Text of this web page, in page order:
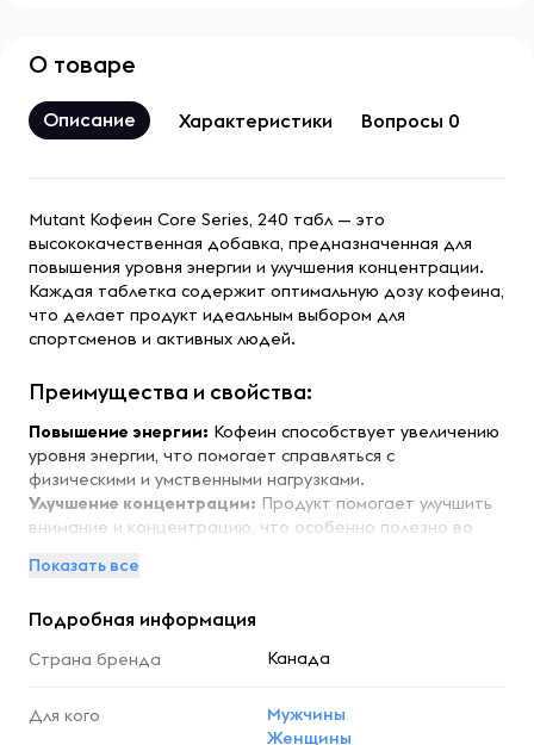
О товаре
Описание Характеристики Вопросы 0
Mutant Кофеин Core Series, 240 табл — это
высококачественная добавка, предназначенная для
повышения уровня энергии и улучшения концентрации.
Каждая таблетка содержит оптимальную дозу кофеина,
что делает продукт идеальным выбором для
спортсменов и активных людей.
Преимущества и свойства:
Повышение энергии: Кофеин способствует увеличению
уровня энергии, что помогает справляться с
физическими и умственными нагрузками.
Улучшение концентрации: Продукт помогает улучшить
внимание и концентрацию, что особенно полезно во
Ускорение метаболизма:
помогает в поддержании здорового веса.
Особенности:
Mutant Кофеин Core Series отличается высокой
концентрацией активного вещества в каждой
Показать все
Подробная информация
Страна бренда Канада
Для кого
Мужчины
Женщины